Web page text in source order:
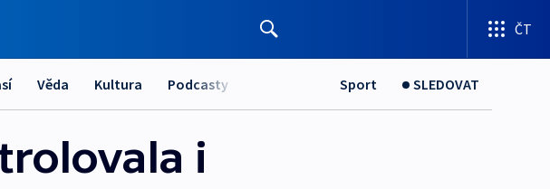
ČT
Věda Kultura Podcasty Sport SLEDOVAT
i